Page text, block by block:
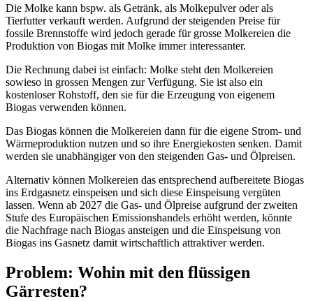
Die Molke kann bspw. als Getränk, als Molkepulver oder als
Tierfutter verkauft werden. Aufgrund der steigenden Preise für
fossile Brennstoffe wird jedoch gerade für grosse Molkereien die
Produktion von Biogas mit Molke immer interessanter.
Die Rechnung dabei ist einfach: Molke steht den Molkereien
sowieso in grossen Mengen zur Verfügung. Sie ist also ein
kostenloser Rohstoff, den sie für die Erzeugung von eigenem
Biogas verwenden können.
Das Biogas können die Molkereien dann für die eigene Strom- und
Wärmeproduktion nutzen und so ihre Energiekosten senken. Damit
werden sie unabhängiger von den steigenden Gas- und Ölpreisen.
Alternativ können Molkereien das entsprechend aufbereitete Biogas
ins Erdgasnetz einspeisen und sich diese Einspeisung vergüten
lassen. Wenn ab 2027 die Gas- und Ölpreise aufgrund der zweiten
Stufe des Europäischen Emissionshandels erhöht werden, könnte
die Nachfrage nach Biogas ansteigen und die Einspeisung von
Biogas ins Gasnetz damit wirtschaftlich attraktiver werden.
Problem: Wohin mit den flüssigen
Gärresten?